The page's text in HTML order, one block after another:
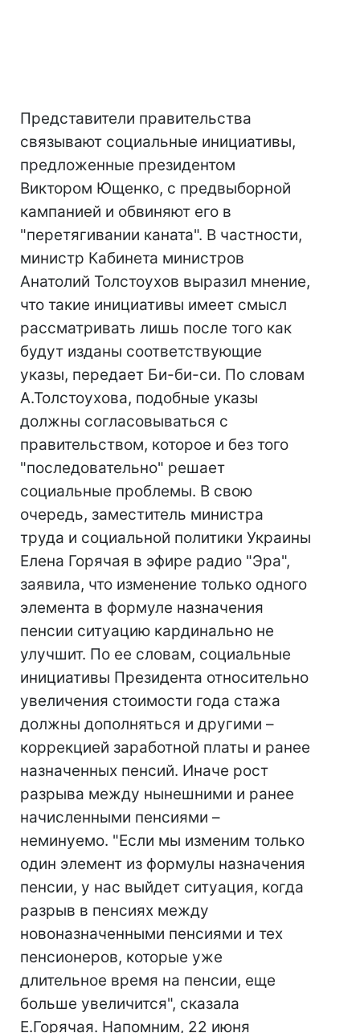
Представители правительства
связывают социальные инициативы,
предложенные президентом
Виктором Ющенко, с предвыборной
кампанией и обвиняют его в
"перетягивании каната". В частности,
министр Кабинета министров
Анатолий Толстоухов выразил мнение,
что такие инициативы имеет смысл
рассматривать лишь после того как
будут изданы соответствующие
указы, передает Би-би-си. По словам
А.Толстоухова, подобные указы
должны согласовываться с
правительством, которое и без того
"последовательно" решает
социальные проблемы. В свою
очередь, заместитель министра
труда и социальной политики Украины
Елена Горячая в эфире радио "Эра",
заявила, что изменение только одного
элемента в формуле назначения
пенсии ситуацию кардинально не
улучшит. По ее словам, социальные
инициативы Президента относительно
увеличения стоимости года стажа
должны дополняться и другими –
коррекцией заработной платы и ранее
назначенных пенсий. Иначе рост
разрыва между нынешними и ранее
начисленными пенсиями –
неминуемо. "Если мы изменим только
один элемент из формулы назначения
пенсии, у нас выйдет ситуация, когда
разрыв в пенсиях между
новоназначенными пенсиями и тех
пенсионеров, которые уже
длительное время на пенсии, еще
больше увеличится", сказала
Е.Горячая. Напомним, 22 июня